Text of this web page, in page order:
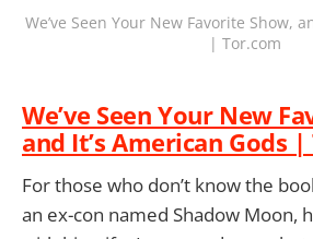
We’ve Seen Your New Favorite Show,
| Tor.com
We’ve Seen Your New
and It’s American Gods
For those who don’t know the
an ex-con named Shadow Moon,